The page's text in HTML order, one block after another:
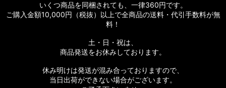
いくつ商品を同梱されても、一律360円です。
ご購入金額10,000円（税抜）以上で全商品の送料・代引手数料が無
料！
土・日・祝は、
商品発送をお休みしております。
休み明けは発送が混み合っておりますので、
当日出荷ができない場合がございます。